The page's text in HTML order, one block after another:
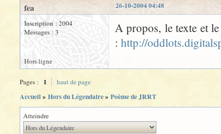
26-10-2004 04:48
fea
Inscription : 2004
Messages : 3
A propos, le texte et
: http://
Hors ligne
Pages : 1 haut de page
Accueil» Hors du Légendaire» Poème de JRRT
Atteindre